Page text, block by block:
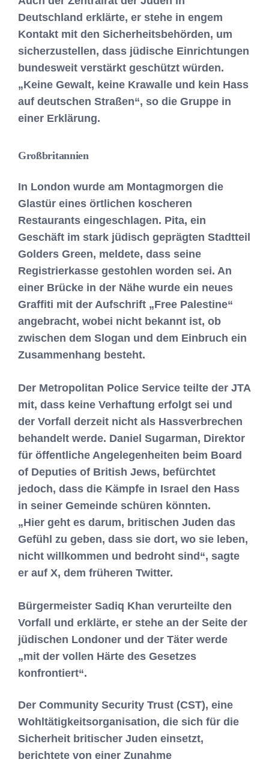
Deutschland erklärte, er stehe in engem
Kontakt mit den Sicherheitsbehörden, um
sicherzustellen, dass jüdische Einrichtungen
bundesweit verstärkt geschützt würden.
„Keine Gewalt, keine Krawalle und kein Hass
auf deutschen Straßen“, so die Gruppe in
einer Erklärung.
Großbritannien
In London wurde am Montagmorgen die
Glastür eines örtlichen koscheren
Restaurants eingeschlagen. Pita, ein
Geschäft im stark jüdisch geprägten Stadtteil
Golders Green, meldete, dass seine
Registrierkasse gestohlen worden sei. An
einer Brücke in der Nähe wurde ein neues
Graffiti mit der Aufschrift „Free Palestine“
angebracht, wobei nicht bekannt ist, ob
zwischen dem Slogan und dem Einbruch ein
Zusammenhang besteht.
Der Metropolitan Police Service teilte der JTA
mit, dass keine Verhaftung erfolgt sei und
der Vorfall derzeit nicht als Hassverbrechen
behandelt werde. Daniel Sugarman, Direktor
für öffentliche Angelegenheiten beim Board
of Deputies of British Jews, befürchtet
jedoch, dass die Kämpfe in Israel den Hass
in seiner Gemeinde schüren könnten.
„Hier geht es darum, britischen Juden das
Gefühl zu geben, dass sie dort, wo sie leben,
nicht willkommen und bedroht sind“, sagte
er auf X, dem früheren Twitter.
Bürgermeister Sadiq Khan verurteilte den
Vorfall und erklärte, er stehe an der Seite der
jüdischen Londoner und der Täter werde
„mit der vollen Härte des Gesetzes
konfrontiert“.
Der Community Security Trust (CST), eine
Wohltätigkeitsorganisation, die sich für die
Sicherheit britischer Juden einsetzt,
berichtete von einer Zunahme